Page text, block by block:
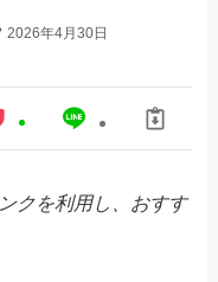
2026年4月30日
クを利用し、おすす